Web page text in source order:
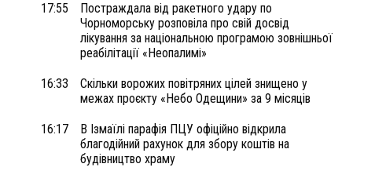
17:55
Постраждала від ракетного удару по
Чорноморську розповіла про свій досвід
лікування за національною програмою зовнішньої
реабілітації «Неопалимі»
16:33
Скільки ворожих повітряних цілей знищено у
межах проєкту «Небо Одещини» за 9 місяців
16:17
В Ізмаїлі парафія ПЦУ офіційно відкрила
благодійний рахунок для збору коштів на
будівництво храму